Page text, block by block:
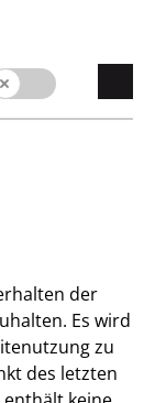
der
Es wird
zu
des letzten